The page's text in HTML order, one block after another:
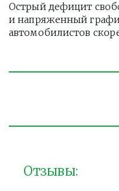
Острый дефицит
и напряженный
автомобилистов
Отзывы: